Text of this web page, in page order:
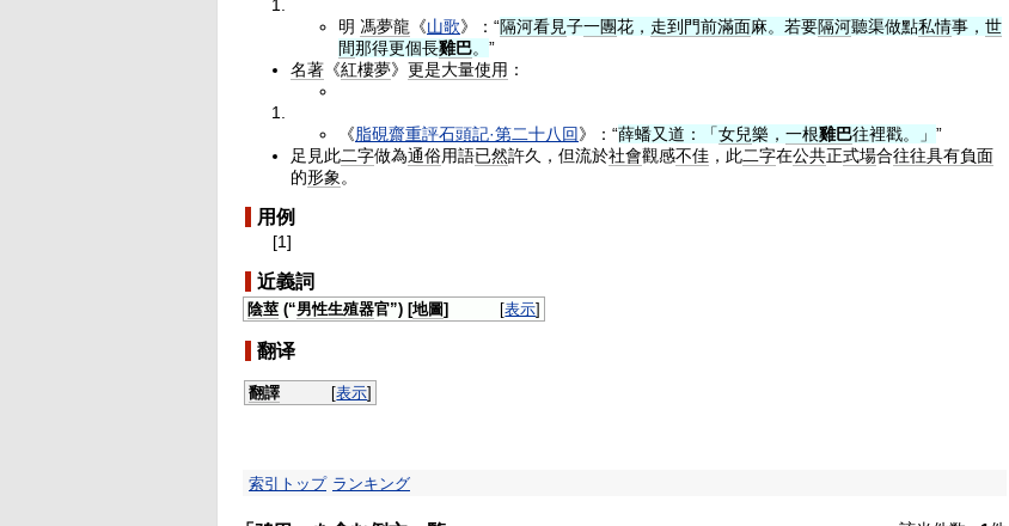
明 馮夢龍 《山歌》：“隔河看見子一團花， 走到 門前滿面麻。若要隔河聽渠做點私情事， 世
間那得更個長雞巴。 ”
名著 《紅樓夢》 更是大量使用 ：
《脂硯齋重評石頭記·第二十八回》：“薛蟠又道：「女兒樂， 一根雞巴往裡戳。」 ”
足見此二字做為通俗用語已然許久，但流於社會觀感不佳 ，此二字在公共正式場合往往具有負面
的形象。
用例
[1]
近義詞
[表示]
陰莖(“男性生殖器官”) [地圖]
翻译
[表示]
翻譯
索引トップ ランキング